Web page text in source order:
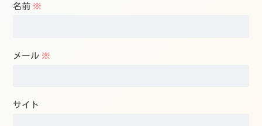
名前 ※
メール ※
サイト